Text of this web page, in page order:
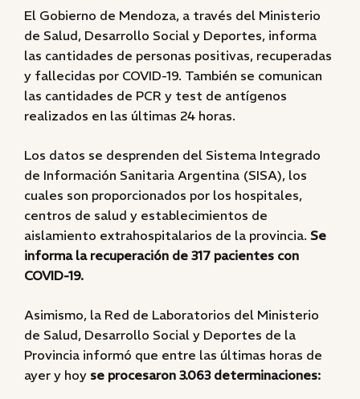
El Gobierno de Mendoza, a través del Ministerio
de Salud, Desarrollo Social y Deportes, informa
las cantidades de personas positivas, recuperadas
y fallecidas por COVID-19. También se comunican
las cantidades de PCR y test de antígenos
realizados en las últimas 24 horas.
Los datos se desprenden del Sistema Integrado
de Información Sanitaria Argentina (SISA), los
cuales son proporcionados por los hospitales,
centros de salud y establecimientos de
aislamiento extrahospitalarios de la provincia. Se
informa la recuperación de 317 pacientes con
COVID-19.
Asimismo, la Red de Laboratorios del Ministerio
de Salud, Desarrollo Social y Deportes de la
Provincia informó que entre las últimas horas de
ayer y hoy se procesaron 3.063 determinaciones: